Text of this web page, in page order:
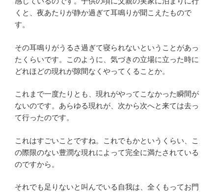
くと、夜あたりが静か過ぎて耳鳴りが聞こえたもので
す。
その耳鳴りがうるさ過ぎて寝られないということがあっ
たくらいです。このように、気づきの立場に立った時に
どれほどの現れが隙間なくやってくることか。
これまで一度たりとも、現れがやってこなかった瞬間が
ないのです。あらゆる現れが、次から次へと来ては去っ
て行ったのです。
これはすごいことですね。これでもかというくらい、こ
の際限のない豊潤な現れによって完全に満たされている
のですから。
それでも足りないと叫んでいる自我は、全くもってお門